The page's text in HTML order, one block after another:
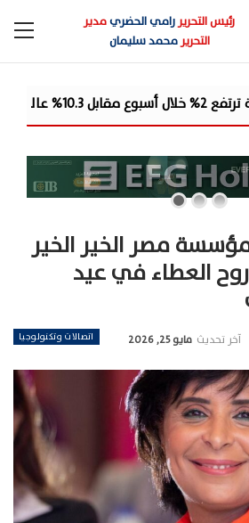
رئيس التحريررامي الحضريمدير
التحريرمحمد سليمان
مصر الخير الخير
روح العطاء في عيد
اتصالات وتكنولوجيا آخر تحديث مايو 25, 2026